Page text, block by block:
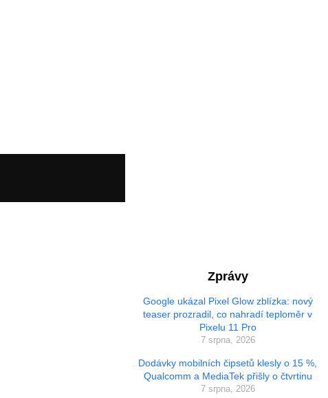
Zprávy
Google ukázal Pixel Glow zblízka: nový
teaser prozradil, co nahradí teploměr v
Pixelu 11 Pro
7 srpna, 2026
Dodávky mobilních čipsetů klesly o 15 %,
Qualcomm a MediaTek přišly o čtvrtinu
7 srpna, 2026